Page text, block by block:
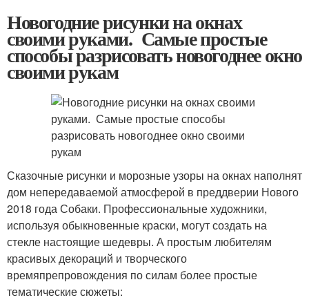
Новогодние рисунки на окнах
своими руками. Самые простые
способы разрисовать новогоднее окно
своими рукам
Сказочные рисунки и морозные узоры на окнах наполнят
дом непередаваемой атмосферой в преддверии Нового
2018 года Собаки. Профессиональные художники,
используя обыкновенные краски, могут создать на
стекле настоящие шедевры. А простым любителям
красивых декораций и творческого
времяпрепровождения по силам более простые
тематические сюжеты: